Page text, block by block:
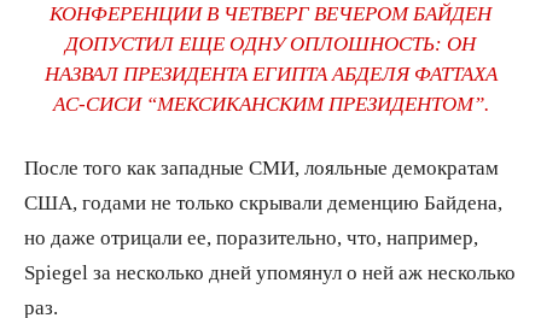
КОНФЕРЕНЦИИ В ЧЕТВЕРГ ВЕЧЕРОМ БАЙДЕН
ДОПУСТИЛ ЕЩЕ ОДНУ ОПЛОШНОСТЬ: ОН
НАЗВАЛ ПРЕЗИДЕНТА ЕГИПТА АБДЕЛЯ ФАТТАХА
АС-СИСИ “МЕКСИКАНСКИМ ПРЕЗИДЕНТОМ”.
После того как западные СМИ, лояльные демократам
США, годами не только скрывали деменцию Байдена,
но даже отрицали ее, поразительно, что, например,
Spiegel за несколько дней упомянул о ней аж несколько
раз.